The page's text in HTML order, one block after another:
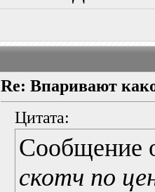
Re: Впаривают
Цитата:
Сообщение
скотч по